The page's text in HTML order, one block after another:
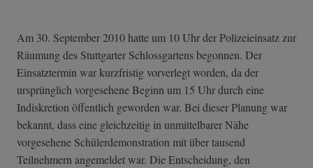
Am 30. September 2010 hatte um 10 Uhr der Polizeieinsatz zur
Räumung des Stuttgarter Schlossgartens begonnen. Der
Einsatztermin war kurzfristig vorverlegt worden, da der
ursprünglich vorgesehene Beginn um 15 Uhr durch eine
Indiskretion öffentlich geworden war. Bei dieser Planung war
bekannt, dass eine gleichzeitig in unmittelbarer Nähe
vorgesehene Schülerdemonstration mit über tausend
Teilnehmern angemeldet war. Die Entscheidung, den